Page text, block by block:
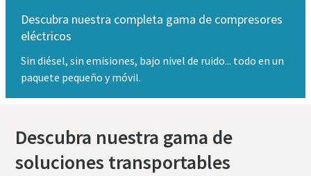
Descubra nuestra completa gama de compresores
eléctricos
Sin diésel, sin emisiones, bajo nivel de ruido... todo en un
paquete pequeño y móvil.
Descubra nuestra gama de
soluciones transportables